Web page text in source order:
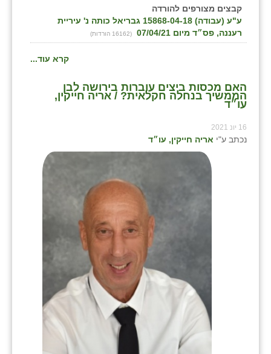
קבצים מצורפים להורדה
ע"ע (עבודה) 15868-04-18 גבריאל כותה נ' עיריית
רעננה, פס״ד מיום 07/04/21
(16162 הורדות)
קרא עוד...
האם מכסות ביצים עוברות בירושה לבן
הממשיך בנחלה חקלאית? / אריה חייקין,
עו״ד
16 יונ 2021
נכתב ע"י אריה חייקין, עו״ד